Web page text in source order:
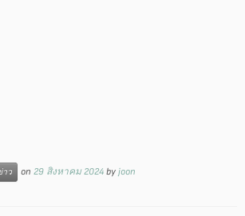
าว on 29 สิงหาคม 2024 by joon